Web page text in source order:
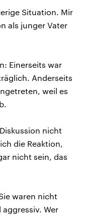
Situation. Mir
als junger Vater
Einerseits war
Anderseits
weil es
nicht
die Reaktion,
nicht sein, das
waren nicht
Wer